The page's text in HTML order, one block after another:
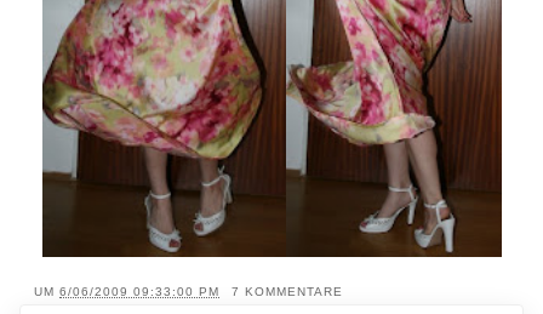
UM 6/06/2009 09:33:00 PM
7 KOMMENTARE